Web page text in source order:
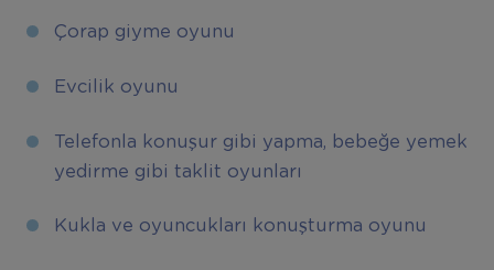
Çorap giyme oyunu
Evcilik oyunu
Telefonla konuşur gibi yapma, bebeğe yemek
yedirme gibi taklit oyunları
Kukla ve oyuncukları konuşturma oyunu